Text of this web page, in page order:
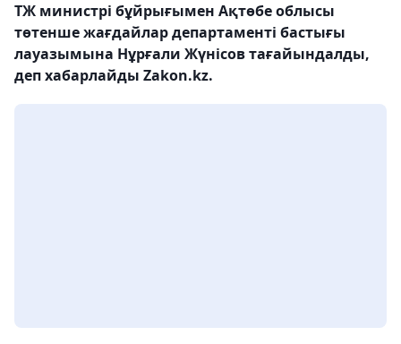
ТЖ министрі бұйрығымен Ақтөбе облысы
төтенше жағдайлар департаменті бастығы
лауазымына Нұрғали Жүнісов тағайындалды,
деп хабарлайды Zakon.kz.